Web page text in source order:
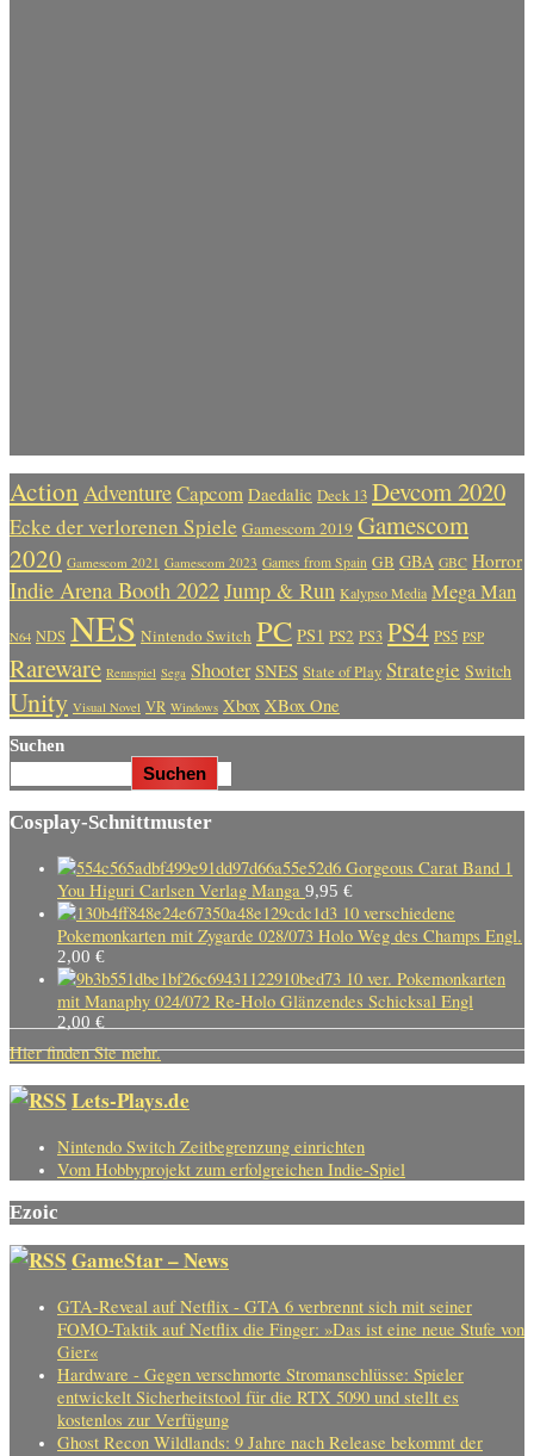
Action AdventureCapcom Daedalic Deck 13 Devcom 2020
Ecke der verlorenen Spiele Gamescom 2019 Gamescom
2020 Gamescom 2021 Gamescom 2023 Games from Spain GB GBA GBC Horror
Indie Arena Booth 2022Jump & Run Kalypso Media Mega Man
N64 NDS NES Nintendo Switch PC PS1 PS2 PS3 PS4 PS5 PSP
Rareware Rennspiel Sega Shooter SNES State of Play Strategie Switch
Unity Visual Novel VR Windows Xbox XBox One
Suchen
Suchen
Cosplay-Schnittmuster
Gorgeous Carat Band 1
You Higuri Carlsen Verlag Manga 9,95 €
10 verschiedene
Pokemonkarten mit Zygarde 028/073 Holo Weg des Champs Engl.
2,00 €
10 ver. Pokemonkarten
mit Manaphy 024/072 Re-Holo Glänzendes Schicksal Engl
2,00 €
Hier finden Sie mehr.
Lets-Plays.de
Nintendo Switch Zeitbegrenzung einrichten
Vom Hobbyprojekt zum erfolgreichen Indie-Spiel
Ezoic
GameStar – News
GTA-Reveal auf Netflix - GTA 6 verbrennt sich mit seiner
FOMO-Taktik auf Netflix die Finger: »Das ist eine neue Stufe von
Gier«
Hardware - Gegen verschmorte Stromanschlüsse: Spieler
entwickelt Sicherheitstool für die RTX 5090 und stellt es
kostenlos zur Verfügung
Ghost Recon Wildlands: 9 Jahre nach Release bekommt der